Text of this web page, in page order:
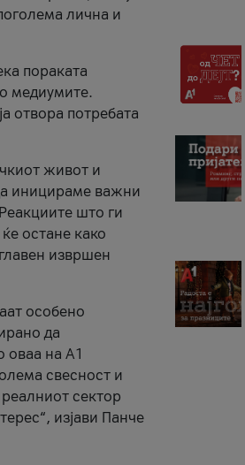
лична и
пораката
медиумите.
отвора потребата
живот и
иницираме важни
што ги
остане како
извршен
особено
да
оваа на A1
свесност и
сектор
изјави Панче